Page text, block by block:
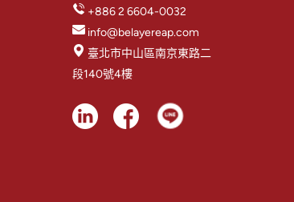
+886 2 6604-0032
info@belayereap.com
臺北市中山區南京東路二
段140號4樓